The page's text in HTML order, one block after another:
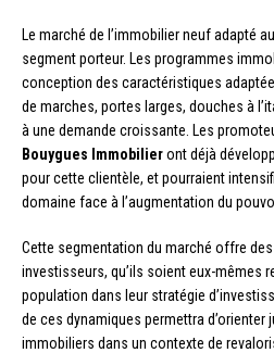
Le marché de l’immobilier neuf adapté
segment porteur. Les programmes
conception des caractéristiques
de marches, portes larges, douches à
à une demande croissante. Les
Bouygues Immobilieront déjà
pour cette clientèle, et pourraient
domaine face à l’augmentation du
Cette segmentation du marché offre
investisseurs, qu’ils soient eux-mêmes
population dans leur stratégie
de ces dynamiques permettra
immobiliers dans un contexte de